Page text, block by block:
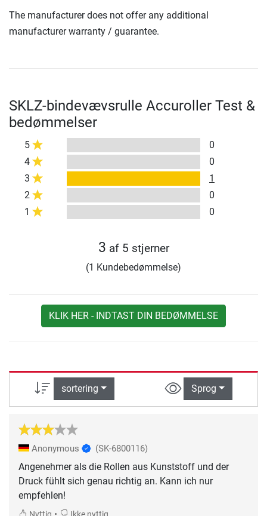
The manufacturer does not offer any additional
manufacturer warranty / guarantee.
SKLZ-bindevævsrulle Accuroller Test &
bedømmelser
5
0
4
0
3
1
2
0
1
0
3 af 5 stjerner
(1 Kundebedømmelse)
KLIK HER - INDTAST DIN BEDØMMELSE
sortering Sprog
Anonymous (SK-6800116)
Angenehmer als die Rollen aus Kunststoff und der
Druck fühlt sich genau richtig an. Kann ich nur
empfehlen!